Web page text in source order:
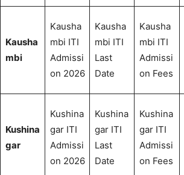
Kausha
mbi
Kausha
mbi ITI
Admissi
on 2026
Kausha
mbi ITI
Last
Date
Kausha
mbi ITI
Admissi
on Fees
Kushina
gar
Kushina
gar ITI
Admissi
on 2026
Kushina
gar ITI
Last
Date
Kushina
gar ITI
Admissi
on Fees